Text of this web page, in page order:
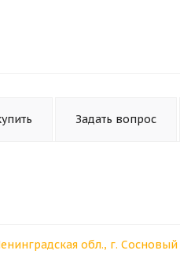
Задать вопрос
обл., г. Сосновый